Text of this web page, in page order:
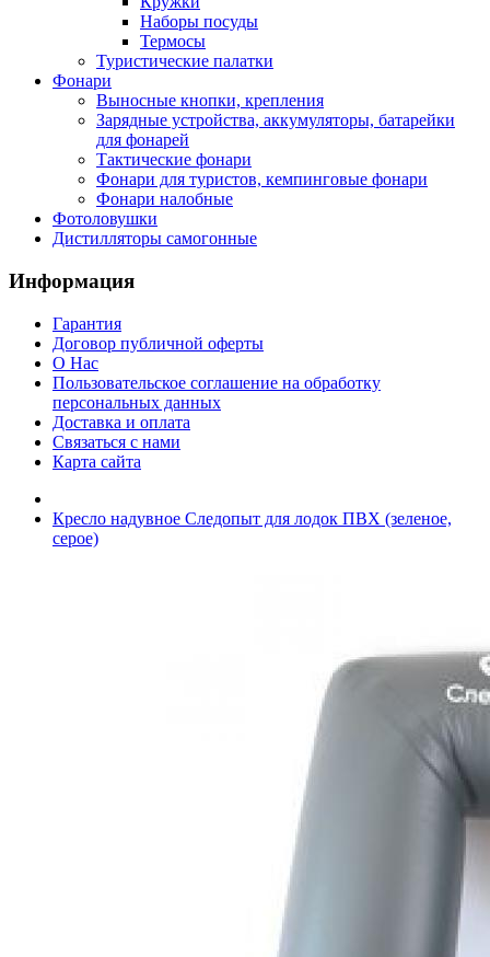
Наборы посуды
Термосы
Туристические палатки
Фонари
Выносные кнопки, крепления
Зарядные устройства, аккумуляторы, батарейки
для фонарей
Тактические фонари
Фонари для туристов, кемпинговые фонари
Фонари налобные
Фотоловушки
Дистилляторы самогонные
Информация
Гарантия
Договор публичной оферты
О Нас
Пользовательское соглашение на обработку
персональных данных
Доставка и оплата
Связаться с нами
Карта сайта
Кресло надувное Следопыт для лодок ПВХ (зеленое,
серое)